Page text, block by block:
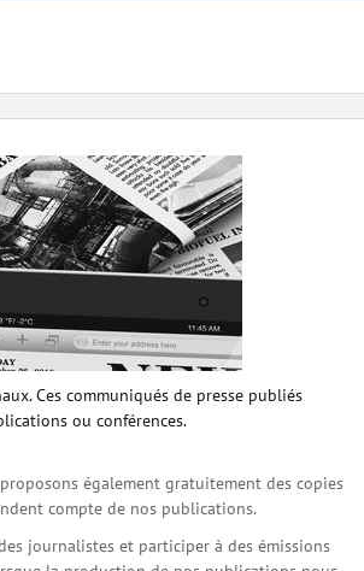
Ces communiqués de presse publiés
ou conférences.
également gratuitement des copies
compte de nos publications.
journalistes et participer à des émissions